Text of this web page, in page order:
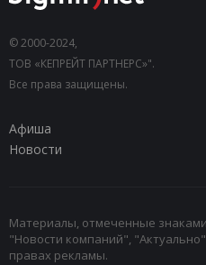
© 2000-2024,
ТОВ «КЕПРЕЙТ ПАРТНЕРС»".
Все права защищены.
Афиша
Новости
Материалы, отмеченные
"Новости компаний",
правах рекламы.